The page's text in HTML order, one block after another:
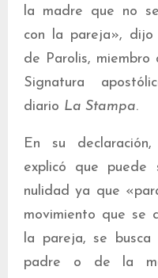
la madre que no
con la pareja», dijo
de Parolis, miembro
Signatura
diario La Stampa.
En su
explicó que puede
nulidad ya que
movimiento que se
la pareja, se busca
padre o de la